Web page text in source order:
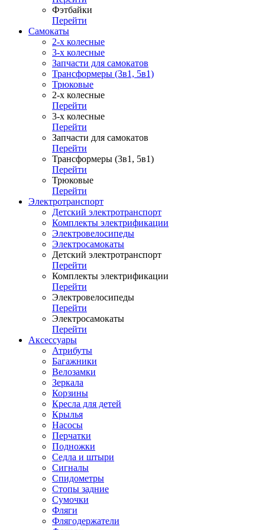
Фэтбайки
Перейти
Самокаты
2-х колесные
3-х колесные
Запчасти для самокатов
Трансформеры (3в1, 5в1)
Трюковые
2-х колесные
Перейти
3-х колесные
Перейти
Запчасти для самокатов
Перейти
Трансформеры (3в1, 5в1)
Перейти
Трюковые
Перейти
Электротранспорт
Детский электротранспорт
Комплекты электрификации
Электровелосипеды
Электросамокаты
Детский электротранспорт
Перейти
Комплекты электрификации
Перейти
Электровелосипеды
Перейти
Электросамокаты
Перейти
Аксессуары
Атрибуты
Багажники
Велозамки
Зеркала
Корзины
Кресла для детей
Крылья
Насосы
Перчатки
Подножки
Седла и штыри
Сигналы
Спидометры
Стопы задние
Сумочки
Фляги
Флягодержатели